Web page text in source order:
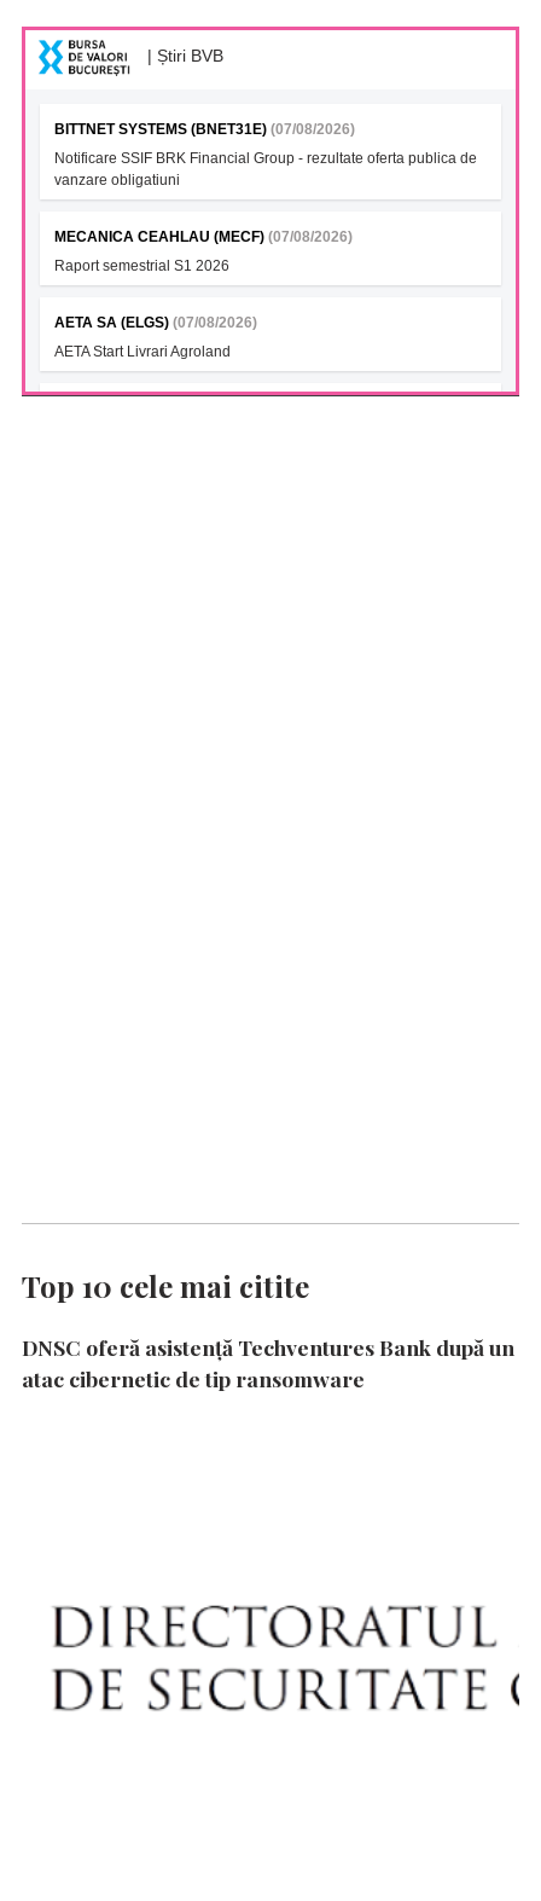
| Știri BVB
BITTNET SYSTEMS (BNET31E) (07/08/2026)
Notificare SSIF BRK Financial Group - rezultate oferta publica de
vanzare obligatiuni
MECANICA CEAHLAU (MECF) (07/08/2026)
Raport semestrial S1 2026
AETA SA (ELGS) (07/08/2026)
AETA Start Livrari Agroland
Top 10 cele mai citite
DNSC oferă asistență Techventures Bank după un
atac cibernetic de tip ransomware